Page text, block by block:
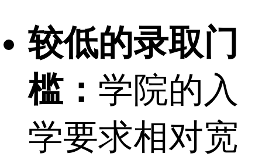
较低的录取门
槛： 学院的入
学要求相对宽